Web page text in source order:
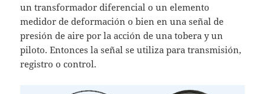
un transformador diferencial o un elemento
medidor de deformación o bien en una señal de
presión de aire por la acción de una tobera y un
piloto. Entonces la señal se utiliza para transmisión,
registro o control.